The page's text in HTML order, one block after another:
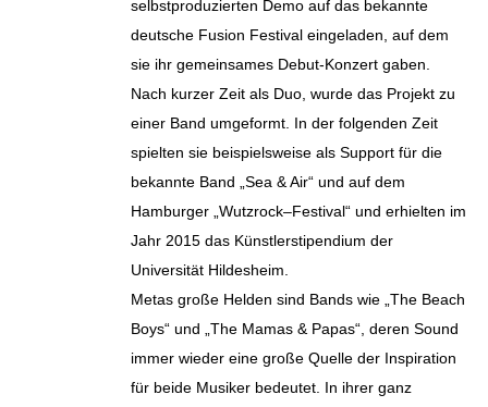
selbstproduzierten Demo auf das bekannte
deutsche Fusion Festival eingeladen, auf dem
sie ihr gemeinsames Debut‐Konzert gaben.
Nach kurzer Zeit als Duo, wurde das Projekt zu
einer Band umgeformt. In der folgenden Zeit
spielten sie beispielsweise als Support für die
bekannte Band „Sea & Air“ und auf dem
Hamburger „Wutzrock–Festival“ und erhielten im
Jahr 2015 das Künstlerstipendium der
Universität Hildesheim.
Metas große Helden sind Bands wie „The Beach
Boys“ und „The Mamas & Papas“, deren Sound
immer wieder eine große Quelle der Inspiration
für beide Musiker bedeutet. In ihrer ganz